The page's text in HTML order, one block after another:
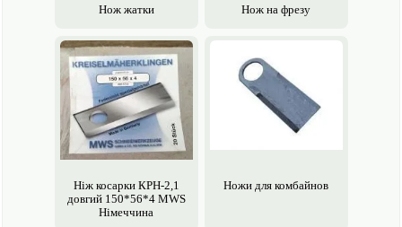
Нож жатки Нож на фрезу
Ніж косарки КРН-2,1
довгий 150*56*4 MWS
Німеччина
Ножи для комбайнов